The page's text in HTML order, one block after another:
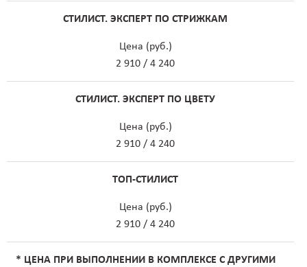
СТИЛИСТ. ЭКСПЕРТ ПО СТРИЖКАМ
Цена (руб.)
2 910 / 4 240
СТИЛИСТ. ЭКСПЕРТ ПО ЦВЕТУ
Цена (руб.)
2 910 / 4 240
ТОП-СТИЛИСТ
Цена (руб.)
2 910 / 4 240
* ЦЕНА ПРИ ВЫПОЛНЕНИИ В КОМПЛЕКСЕ С ДРУГИМИ